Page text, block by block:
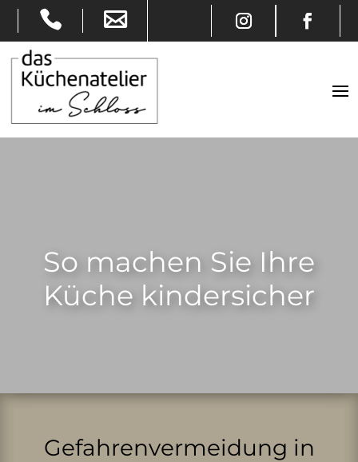
So machen Sie Ihre
Küche kindersicher
Gefahrenvermeidung in